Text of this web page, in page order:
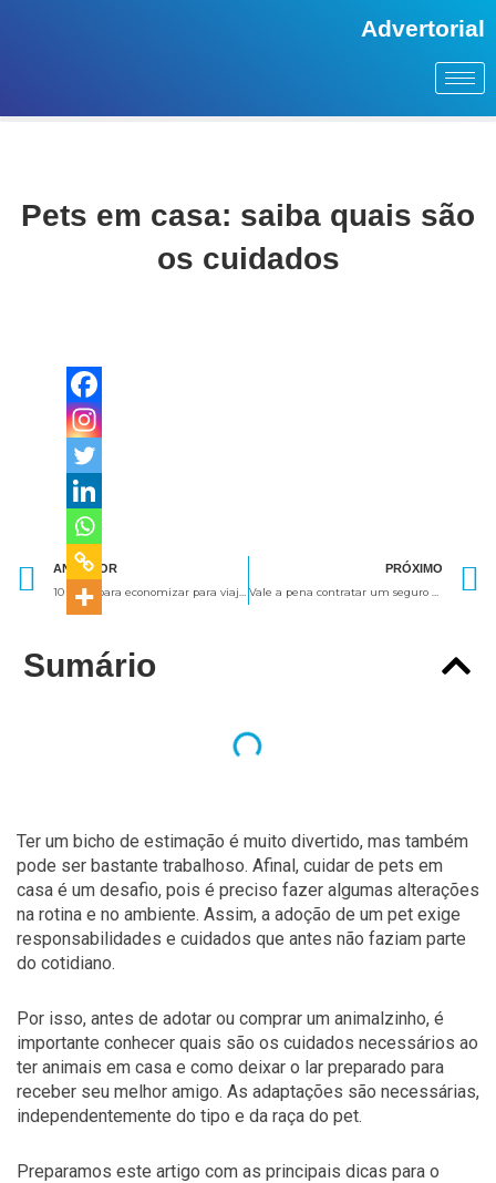
Advertorial
Pets em casa: saiba quais são
os cuidados
Anterior
ANTERIOR PRÓXIMO
Sumário
Ter um bicho de estimação é muito divertido, mas também
pode ser bastante trabalhoso. Afinal, cuidar de pets em
casa é um desafio, pois é preciso fazer algumas alterações
na rotina e no ambiente. Assim, a adoção de um pet exige
responsabilidades e cuidados que antes não faziam parte
do cotidiano.
Por isso, antes de adotar ou comprar um animalzinho, é
importante conhecer quais são os cuidados necessários ao
ter animais em casa e como deixar o lar preparado para
receber seu melhor amigo. As adaptações são necessárias,
independentemente do tipo e da raça do pet.
Preparamos este artigo com as principais dicas para o